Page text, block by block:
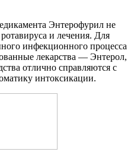
Энтерофурил не
и лечения. Для
инфекционного процесса
лекарства — Энтерол,
отлично справляются с
интоксикации.